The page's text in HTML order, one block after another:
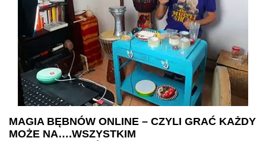
MAGIA BĘBNÓW ONLINE – CZYLI GRAĆ KAŻDY
MOŻE NA….WSZYSTKIM